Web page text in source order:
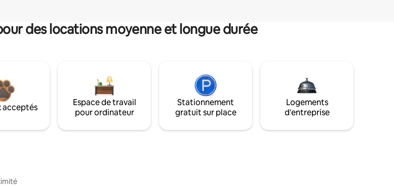
des locations moyenne et longue durée
acceptés
Espace de travail
pour ordinateur
Stationnement
gratuit sur place
Logements
d'entreprise